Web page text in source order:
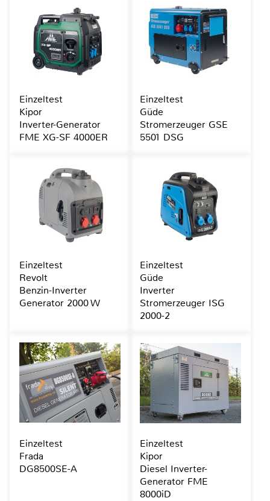
Einzeltest
Kipor
Inverter-Generator
FME XG-SF 4000ER
Einzeltest
Güde
Stromerzeuger GSE
5501 DSG
Einzeltest
Revolt
Benzin-Inverter
Generator 2000 W
Einzeltest
Güde
Inverter
Stromerzeuger ISG
2000-2
Einzeltest
Frada
DG8500SE-A
Einzeltest
Kipor
Diesel Inverter-
Generator FME
8000iD